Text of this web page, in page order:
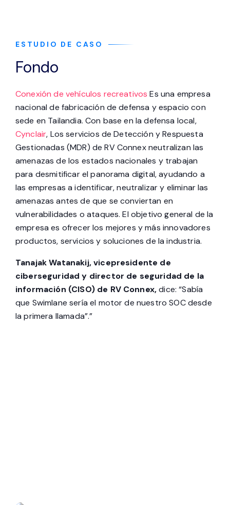
ESTUDIO DE CASO
Fondo
Conexión de vehículos recreativosEs una empresa
nacional de fabricación de defensa y espacio con
sede en Tailandia. Con base en la defensa local,
Cynclair, Los servicios de Detección y Respuesta
Gestionadas (MDR) de RV Connex neutralizan las
amenazas de los estados nacionales y trabajan
para desmitificar el panorama digital, ayudando a
las empresas a identificar, neutralizar y eliminar las
amenazas antes de que se conviertan en
vulnerabilidades o ataques. El objetivo general de la
empresa es ofrecer los mejores y más innovadores
productos, servicios y soluciones de la industria.
Tanajak Watanakij, vicepresidente de
ciberseguridad y director de seguridad de la
información (CISO) de RV Connex,dice: “Sabía
que Swimlane sería el motor de nuestro SOC desde
la primera llamada”.”